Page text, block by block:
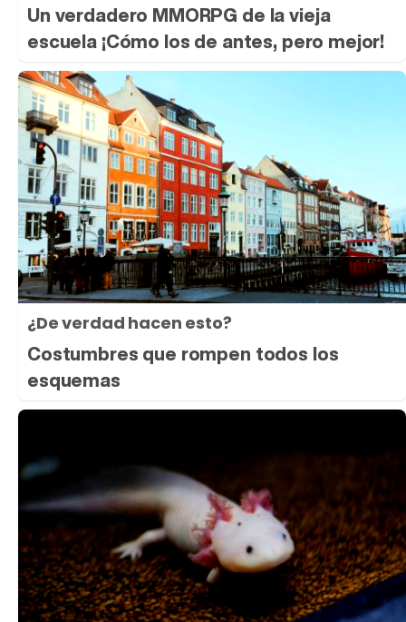
Un verdadero MMORPG de la vieja
escuela ¡Cómo los de antes, pero mejor!
¿De verdad hacen esto?
Costumbres que rompen todos los
esquemas